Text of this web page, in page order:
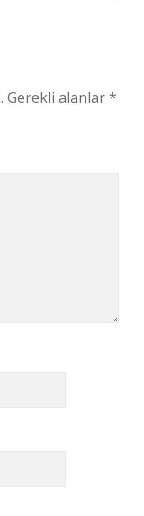
Gerekli alanlar*